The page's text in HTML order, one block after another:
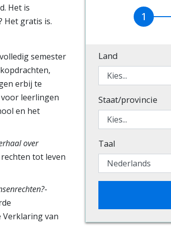
1
Land
Staat/provincie
Taal
Het is
Het gratis is.
semester
erbij te
leerlingen
en het
over
tot leven
-
Verklaring van